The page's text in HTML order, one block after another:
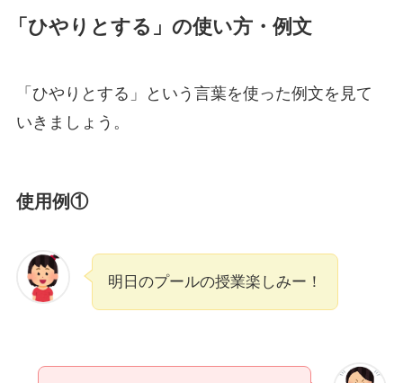
「ひやりとする」の使い方・例文
「ひやりとする」という言葉を使った例文を見て
いきましょう。
使用例①
明日のプールの授業楽しみー！